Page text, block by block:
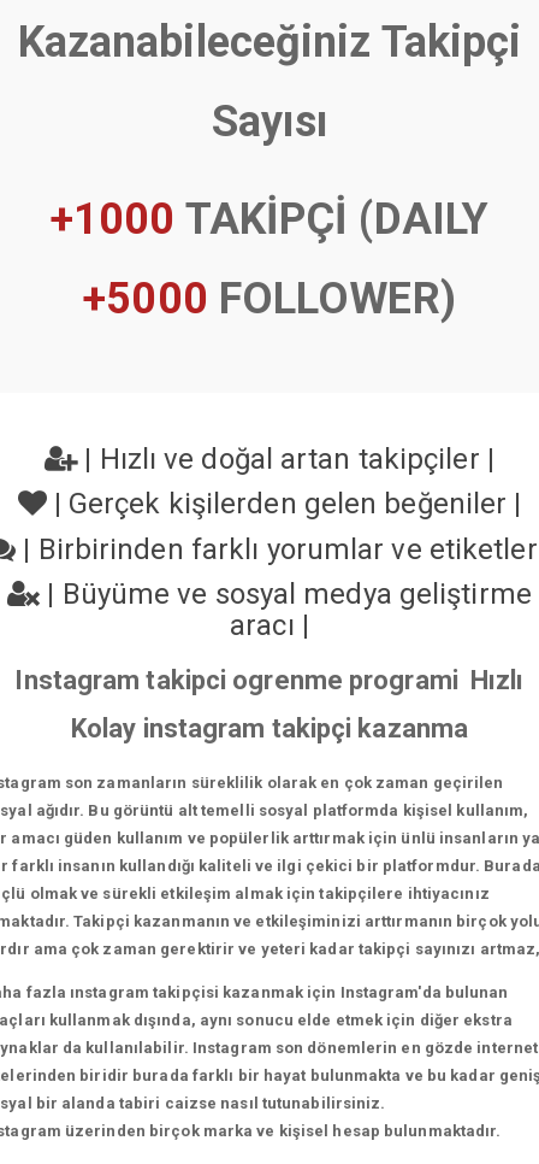
Kazanabileceğiniz Takipçi
Sayısı
+1000 TAKİPÇİ (DAILY
+5000 FOLLOWER)
| Hızlı ve doğal artan takipçiler |
| Gerçek kişilerden gelen beğeniler |
| Birbirinden farklı yorumlar ve
| Büyüme ve sosyal medya geliştirme
aracı |
Instagram takipci ogrenme programi Hızlı
Kolay instagram takipçi kazanma
son zamanların süreklilik olarak en çok zaman geçirilen
ağıdır. Bu görüntü alt temelli sosyal platformda kişisel kullanım,
amacı güden kullanım ve popülerlik arttırmak için ünlü insanların
farklı insanın kullandığı kaliteli ve ilgi çekici bir platformdur.
olmak ve sürekli etkileşim almak için takipçilere ihtiyacınız
Takipçi kazanmanın ve etkileşiminizi arttırmanın birçok
ama çok zaman gerektirir ve yeteri kadar takipçi sayınızı
fazla ınstagram takipçisi kazanmak için Instagram'da bulunan
kullanmak dışında, aynı sonucu elde etmek için diğer ekstra
da kullanılabilir. Instagram son dönemlerin en gözde internet
biridir burada farklı bir hayat bulunmakta ve bu kadar
bir alanda tabiri caizse nasıl tutunabilirsiniz.
üzerinden birçok marka ve kişisel hesap bulunmaktadır.